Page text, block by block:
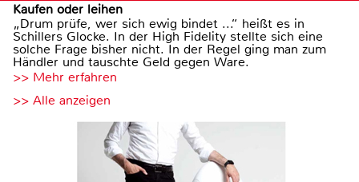
Kaufen oder leihen
„Drum prüfe, wer sich ewig bindet ...“ heißt es in
Schillers Glocke. In der High Fidelity stellte sich eine
solche Frage bisher nicht. In der Regel ging man zum
Händler und tauschte Geld gegen Ware.
>> Mehr erfahren
>> Alle anzeigen